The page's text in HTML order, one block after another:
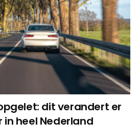
dit verandert er
heel Nederland